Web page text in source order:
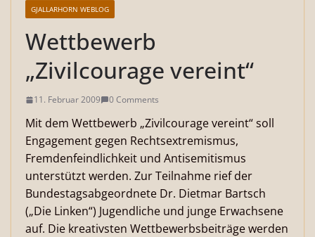
GJALLARHORN WEBLOG
Wettbewerb
„Zivilcourage vereint“
11. Februar 2009 0 Comments
Mit dem Wettbewerb „Zivilcourage vereint“ soll
Engagement gegen Rechtsextremismus,
Fremdenfeindlichkeit und Antisemitismus
unterstützt werden. Zur Teilnahme rief der
Bundestagsabgeordnete Dr. Dietmar Bartsch
(„Die Linken“) Jugendliche und junge Erwachsene
auf. Die kreativsten Wettbewerbsbeiträge werden